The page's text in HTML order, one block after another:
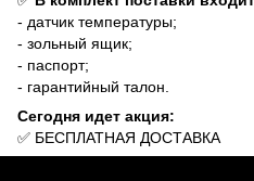
- датчик температуры;
- зольный ящик;
- паспорт;
- гарантийный талон.
Сегодня идет акция:
✅ БЕСПЛАТНАЯ ДОСТАВКА